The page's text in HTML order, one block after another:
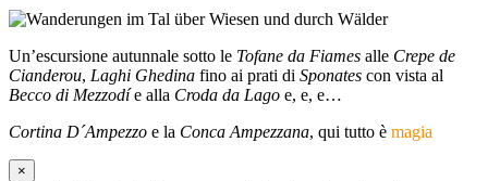
Un’escursione autunnale sotto le Tofane da Fiames alle Crepe de
Cianderou, Laghi Ghedina fino ai prati di Sponates con vista al
Becco di Mezzodíe alla Croda da Lago e, e, e…
Cortina D´Ampezzo e la Conca Ampezzana, qui tutto è magia
×